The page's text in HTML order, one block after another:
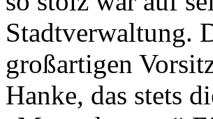
Stadtverwaltung.
großartigen
Hanke, das stets